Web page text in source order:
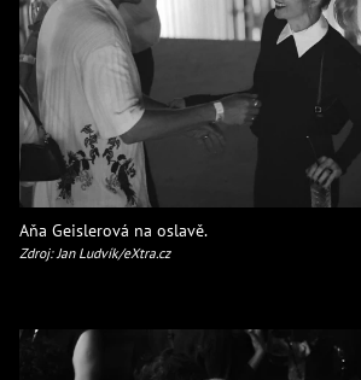
Aňa Geislerová na oslavě.
Zdroj: Jan Ludvík/eXtra.cz